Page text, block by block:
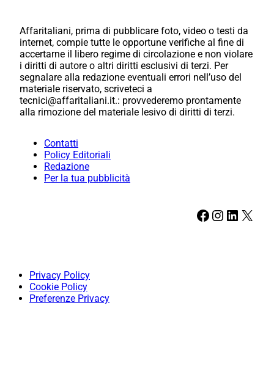
Affaritaliani, prima di pubblicare foto, video o testi da
internet, compie tutte le opportune verifiche al fine di
accertarne il libero regime di circolazione e non violare
i diritti di autore o altri diritti esclusivi di terzi. Per
segnalare alla redazione eventuali errori nell’uso del
materiale riservato, scriveteci a
tecnici@affaritaliani.it.: provvederemo prontamente
alla rimozione del materiale lesivo di diritti di terzi.
Contatti
Policy Editoriali
Redazione
Per la tua pubblicità
Facebook Instagram LinkedIn X
Privacy Policy
Cookie Policy
Preferenze Privacy